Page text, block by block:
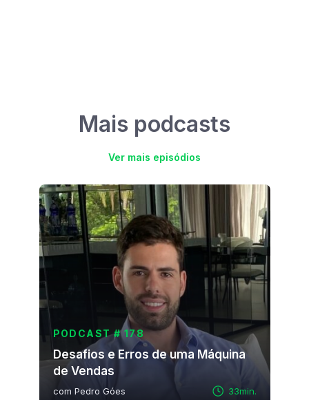
Mais podcasts
Ver mais episódios
PODCAST # 178
Desafios e Erros de uma Máquina
de Vendas
com Pedro Góes 33min.